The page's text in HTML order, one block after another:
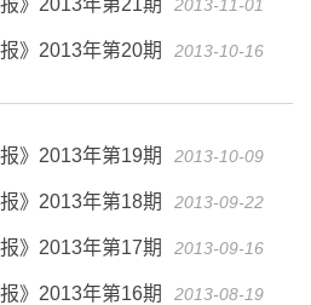
2013-11-01
》2013年第20期 2013-10-16
》2013年第19期 2013-10-09
》2013年第18期 2013-09-22
》2013年第17期 2013-09-16
》2013年第16期 2013-08-19